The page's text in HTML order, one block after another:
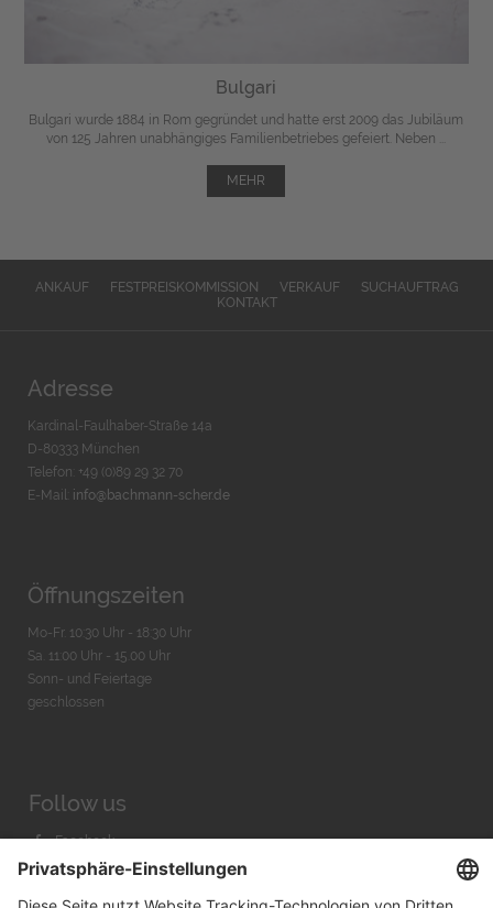
Bulgari
Bulgari wurde 1884 in Rom gegründet und hatte erst 2009 das Jubiläum
von 125 Jahren unabhängiges Familienbetriebes gefeiert. Neben ...
MEHR
ANKAUF FESTPREISKOMMISSION VERKAUF
SUCHAUFTRAG
KONTAKT
Adresse
Kardinal-Faulhaber-Straße 14a
D-80333 München
Telefon: +49 (0)89 29 32 70
E-Mail: info@bachmann-scher.de
Öffnungszeiten
Mo-Fr. 10:30 Uhr - 18:30 Uhr
Sa. 11:00 Uhr - 15.00 Uhr
Sonn- und Feiertage
geschlossen
Follow us
Facebook
Instagram